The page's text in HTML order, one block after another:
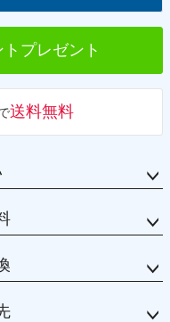
へ
プレゼント
送料無料